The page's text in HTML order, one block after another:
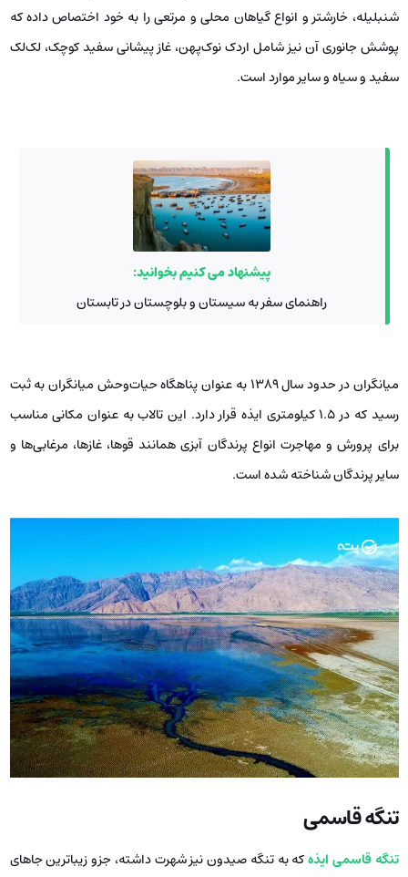
شنبلیله، خارشتر و انواع گیاهان محلی و مرتعی را به خود اختصاص داده که
پوشش جانوری آن نیز شامل اردک نوک‌پهن، غاز پیشانی سفید کوچک، لک‌لک
سفید و سیاه و سایر موارد است.
پیشنهاد می کنیم بخوانید:
راهنمای سفر به سیستان و بلوچستان در تابستان
میانگران در حدود سال 1389 به‌ عنوان پناهگاه حیات‌وحش میانگران به ثبت
رسید که در 1.5 کیلومتری ایذه قرار دارد. این تالاب به‌ عنوان مکانی مناسب
برای پرورش و مهاجرت انواع پرندگان آبزی همانند قوها، غازها، مرغابی‌ها و
سایر پرندگان شناخته شده است.
تنگه قاسمی
تنگه قاسمی ایذهکه به تنگه صیدون نیز شهرت داشته، جزو زیباترین جاهای